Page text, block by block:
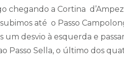
chegando a Cortina
até o Passo
um desvio à esquerda e
Passo Sella, o último dos